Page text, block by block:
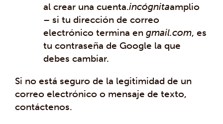
al crear una cuenta.incógnitaamplio
– si tu dirección de correo
electrónico termina en gmail.com, es
tu contraseña de Google la que
debes cambiar.
Si no está seguro de la legitimidad de un
correo electrónico o mensaje de texto,
contáctenos.